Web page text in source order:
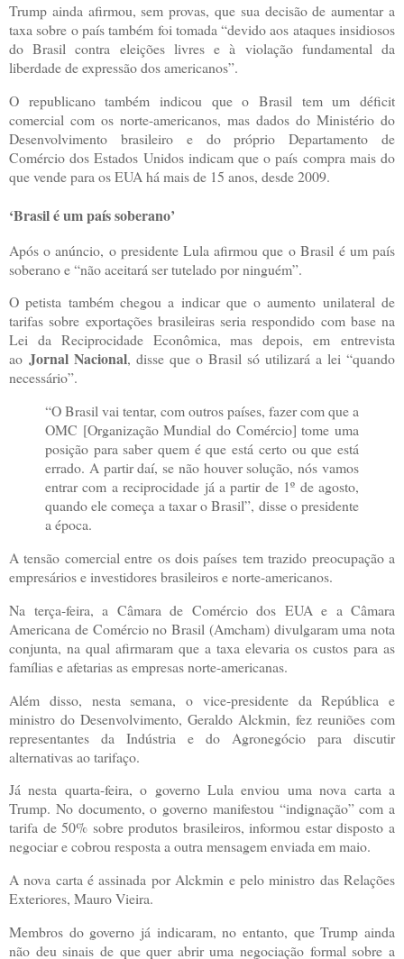
Trump ainda afirmou, sem provas, que sua decisão de aumentar a
taxa sobre o país também foi tomada “devido aos ataques insidiosos
do Brasil contra eleições livres e à violação fundamental da
liberdade de expressão dos americanos”.
O republicano também indicou que o Brasil tem um déficit
comercial com os norte-americanos, mas dados do Ministério do
Desenvolvimento brasileiro e do próprio Departamento de
Comércio dos Estados Unidos indicam que o país compra mais do
que vende para os EUA há mais de 15 anos, desde 2009.
‘Brasil é um país soberano’
Após o anúncio, o presidente Lula afirmou que o Brasil é um país
soberano e “não aceitará ser tutelado por ninguém”.
O petista também chegou a indicar que o aumento unilateral de
tarifas sobre exportações brasileiras seria respondido com base na
Lei da Reciprocidade Econômica, mas depois, em entrevista
ao Jornal Nacional, disse que o Brasil só utilizará a lei “quando
necessário”.
“O Brasil vai tentar, com outros países, fazer com que a
OMC [Organização Mundial do Comércio] tome uma
posição para saber quem é que está certo ou que está
errado. A partir daí, se não houver solução, nós vamos
entrar com a reciprocidade já a partir de 1º de agosto,
quando ele começa a taxar o Brasil”, disse o presidente
a época.
A tensão comercial entre os dois países tem trazido preocupação a
empresários e investidores brasileiros e norte-americanos.
Na terça-feira, a Câmara de Comércio dos EUA e a Câmara
Americana de Comércio no Brasil (Amcham) divulgaram uma nota
conjunta, na qual afirmaram que a taxa elevaria os custos para as
famílias e afetarias as empresas norte-americanas.
Além disso, nesta semana, o vice-presidente da República e
ministro do Desenvolvimento, Geraldo Alckmin, fez reuniões com
representantes da Indústria e do Agronegócio para discutir
alternativas ao tarifaço.
Já nesta quarta-feira, o governo Lula enviou uma nova carta a
Trump. No documento, o governo manifestou “indignação” com a
tarifa de 50% sobre produtos brasileiros, informou estar disposto a
negociar e cobrou resposta a outra mensagem enviada em maio.
A nova carta é assinada por Alckmin e pelo ministro das Relações
Exteriores, Mauro Vieira.
Membros do governo já indicaram, no entanto, que Trump ainda
não deu sinais de que quer abrir uma negociação formal sobre a